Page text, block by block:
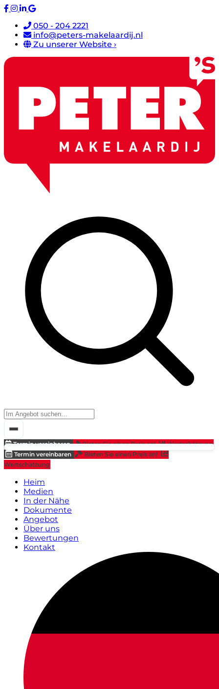
050 - 204 2221
info@peters-makelaardij.nl
Zu unserer Website ›
Termin vereinbaren Bieten Sie einen Preis an!
Wertschätzung
Termin vereinbaren
Bieten Sie einen Preis an!
Wertschätzung
Heim
Medien
In der Nähe
Dokumente
Angebot
Über uns
Bewertungen
Kontakt